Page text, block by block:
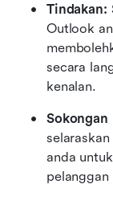
Tindakan:
Outlook
secara
kenalan.
Sokongan
anda